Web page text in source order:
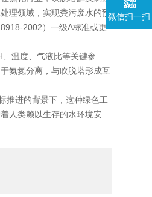
理领域，实现粪污废水的预
2002）一级A标准或更
温度、气液比等关键参
氨氮分离，与吹脱塔形成互
推进的背景下，这种绿色工
人类赖以生存的水环境安
微信扫一扫